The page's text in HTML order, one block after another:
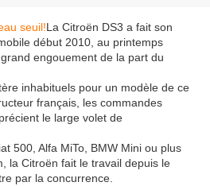
La Citroën DS3 a fait son
début 2010, au printemps
engouement de la part du
inhabituels pour un modèle de ce
français, les commandes
le large volet de
500, Alfa MiTo, BMW Mini ou plus
la Citroën fait le travail depuis le
par la concurrence.